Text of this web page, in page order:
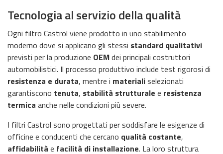
Tecnologia al servizio della qualità
Ogni filtro Castrol viene prodotto in uno stabilimento
moderno dove si applicano gli stessi standard qualitativi
previsti per la produzione OEMdei principali costruttori
automobilistici. Il processo produttivo include test rigorosi di
resistenza e durata, mentre i materialiselezionati
garantiscono tenuta, stabilità strutturale e resistenza
termica anche nelle condizioni più severe.
I filtri Castrol sono progettati per soddisfare le esigenze di
officine e conducenti che cercano qualità costante,
affidabilità e facilità di installazione. La loro struttura